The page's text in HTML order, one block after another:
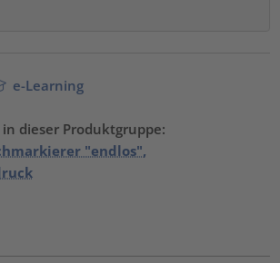
e-Learning
dieser Produktgruppe:
"endlos",